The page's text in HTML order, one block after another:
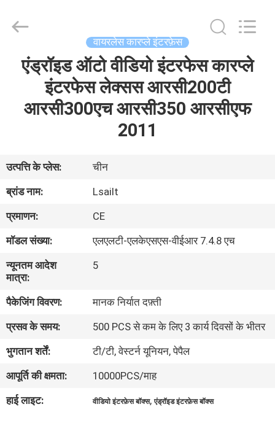
उत्पादों
हमारे
कारखाना
भ्रमण
गुणवत्ता
नियंत्रण
संपर्क
करें
Electron
Co.,Ltd.
Reserved.
वायरलेस कारप्ले इंटरफ़ेस
एंड्रॉइड ऑटो वीडियो इंटरफेस कारप्ले
इंटरफेस लेक्सस आरसी200टी
आरसी300एच आरसी350 आरसीएफ
2011
उत्पत्ति के प्लेस:
चीन
ब्रांड नाम:
Lsailt
प्रमाणन:
CE
मॉडल संख्या:
एलएलटी-एलकेएसएस-वीईआर 7.4.8 एच
न्यूनतम आदेश
मात्रा:
5
पैकेजिंग विवरण:
मानक निर्यात दफ़्ती
प्रसव के समय:
500 PCS से कम के लिए 3 कार्य दिवसों के भीतर
भुगतान शर्तें:
टी/टी, वेस्टर्न यूनियन, पेपैल
आपूर्ति की क्षमता:
10000PCS/माह
हाई लाइट:
वीडियो इंटरफ़ेस बॉक्स,एंड्रॉइड इंटरफ़ेस बॉक्स